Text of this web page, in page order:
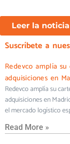
Leer la
Suscríbete a
Redevco amplía
adquisiciones en
Redevco amplía su
adquisiciones en
el mercado logístico
Read More »